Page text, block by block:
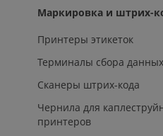
Маркировка и штрих-
Принтеры этикеток
Терминалы сбора данных
Сканеры штрих-кода
Чернила для
принтеров